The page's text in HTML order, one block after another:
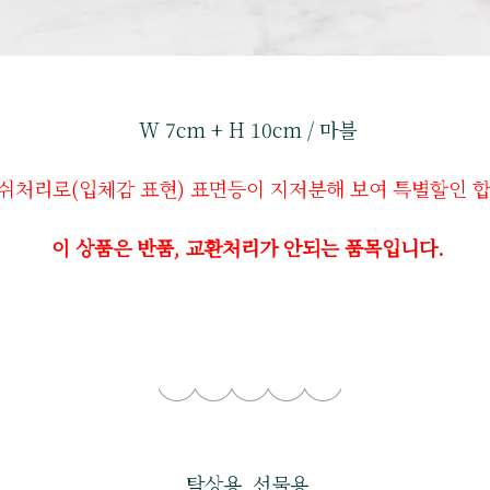
W 7cm + H 10cm / 마블
처리로(입체감 표현) 표면등이 지저분해 보여 특별할인
이 상품은 반품, 교환처리가 안되는 품목입니다.
탁상용, 선물용